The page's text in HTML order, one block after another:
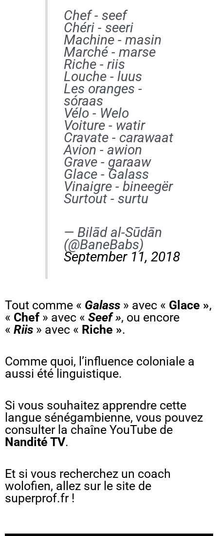
Chef - seef
Chéri - seeri
Machine - masin
Marché - marse
Riche - riis
Louche - luus
Les oranges -
sóraas
Vélo - Welo
Voiture - watir
Cravate - carawaat
Avion - awion
Grave - garaaw
Glace - Galass
Vinaigre - bineegër
Surtout - surtu
— Bilād al-Sūdān
(@BaneBabs)
September 11, 2018
Tout comme « Galass » avec « Glace »,
« Chef » avec « Seef », ou encore
« Riis » avec « Riche ».
Comme quoi, l’influence coloniale a
aussi été linguistique.
Si vous souhaitez apprendre cette
langue sénégambienne, vous pouvez
consulter la chaîne YouTube de
Nandité TV.
Et si vous recherchez un coach
wolofien, allez sur le site de
superprof.fr!